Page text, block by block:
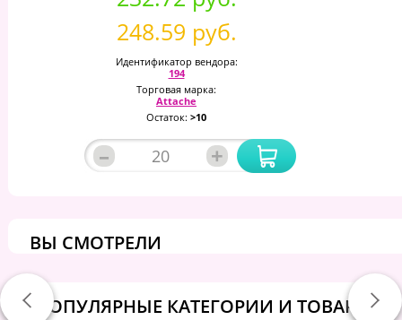
248.59 руб.
Идентификатор вендора:
194
Торговая марка:
Attache
Остаток: >10
– +
ВЫ СМОТРЕЛИ
ПОПУЛЯРНЫЕ КАТЕГОРИИ И ТОВАРЫ: